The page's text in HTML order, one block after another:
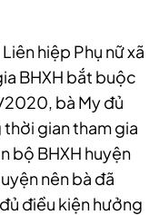
hiệp Phụ nữ xã
BHXH bắt buộc
2020, bà My đủ
gian tham gia
bộ BHXH huyện
nên bà đã
điều kiện hưởng